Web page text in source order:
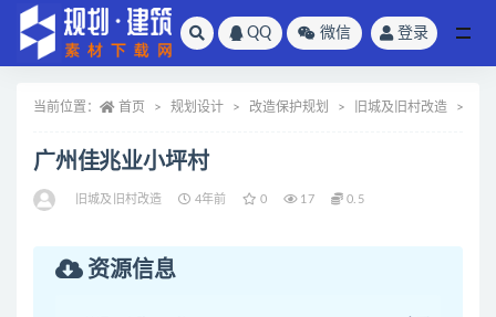
QQ 微信 登录
当前位置： 首页 规划设计 改造保护规划 旧城及旧村改造
广州佳兆业小坪村
旧城及旧村改造 4年前 0 17 0.5
资源信息
全部